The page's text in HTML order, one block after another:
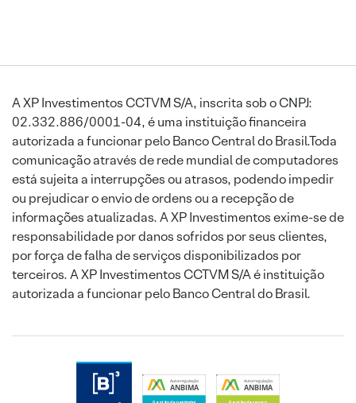
A XP Investimentos CCTVM S/A, inscrita sob o CNPJ:
02.332.886/0001-04, é uma instituição financeira
autorizada a funcionar pelo Banco Central do Brasil.Toda
comunicação através de rede mundial de computadores
está sujeita a interrupções ou atrasos, podendo impedir
ou prejudicar o envio de ordens ou a recepção de
informações atualizadas. A XP Investimentos exime-se de
responsabilidade por danos sofridos por seus clientes,
por força de falha de serviços disponibilizados por
terceiros. A XP Investimentos CCTVM S/A é instituição
autorizada a funcionar pelo Banco Central do Brasil.